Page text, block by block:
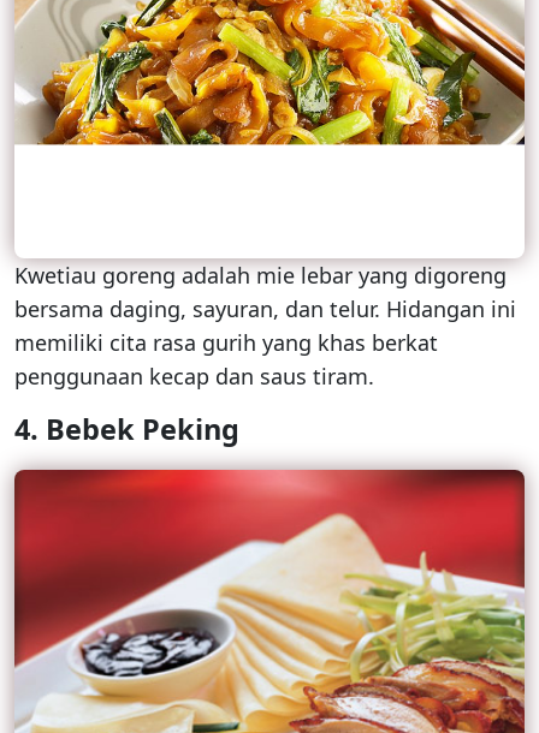
Kwetiau goreng adalah mie lebar yang digoreng
bersama daging, sayuran, dan telur. Hidangan ini
memiliki cita rasa gurih yang khas berkat
penggunaan kecap dan saus tiram.
4. Bebek Peking